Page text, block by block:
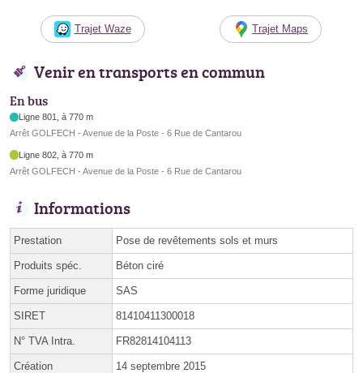
Trajet Waze Trajet Maps
Venir en transports en commun
En bus
Ligne 801, à 770 m
Arrêt GOLFECH - Avenue de la Poste - 6 Rue de Cantarou
Ligne 802, à 770 m
Arrêt GOLFECH - Avenue de la Poste - 6 Rue de Cantarou
Informations
Prestation Pose de revêtements sols et murs
Produits spéc. Béton ciré
Forme juridique SAS
SIRET 81410411300018
N° TVA Intra. FR82814104113
Création 14 septembre 2015